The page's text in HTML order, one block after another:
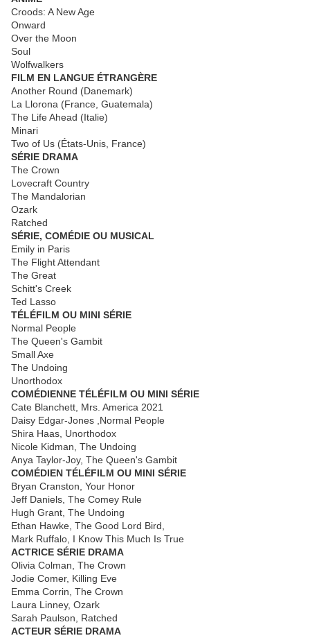
Croods: A New Age
Onward
Over the Moon
Soul
Wolfwalkers
FILM EN LANGUE ÉTRANGÈRE
Another Round (Danemark)
La Llorona (France, Guatemala)
The Life Ahead (Italie)
Minari
Two of Us (États-Unis, France)
SÉRIE DRAMA
The Crown
Lovecraft Country
The Mandalorian
Ozark
Ratched
SÉRIE, COMÉDIE OU MUSICAL
Emily in Paris
The Flight Attendant
The Great
Schitt's Creek
Ted Lasso
TÉLÉFILM OU MINI SÉRIE
Normal People
The Queen's Gambit
Small Axe
The Undoing
Unorthodox
COMÉDIENNE TÉLÉFILM OU MINI SÉRIE
Cate Blanchett, Mrs. America 2021
Daisy Edgar-Jones ,Normal People
Shira Haas, Unorthodox
Nicole Kidman, The Undoing
Anya Taylor-Joy, The Queen's Gambit
COMÉDIEN TÉLÉFILM OU MINI SÉRIE
Bryan Cranston, Your Honor
Jeff Daniels, The Comey Rule
Hugh Grant, The Undoing
Ethan Hawke, The Good Lord Bird,
Mark Ruffalo, I Know This Much Is True
ACTRICE SÉRIE DRAMA
Olivia Colman, The Crown
Jodie Comer, Killing Eve
Emma Corrin, The Crown
Laura Linney, Ozark
Sarah Paulson, Ratched
ACTEUR SÉRIE DRAMA